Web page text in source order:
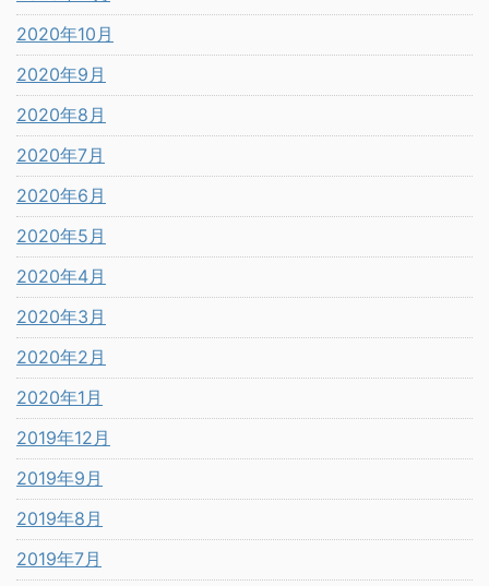
2020年10月
2020年9月
2020年8月
2020年7月
2020年6月
2020年5月
2020年4月
2020年3月
2020年2月
2020年1月
2019年12月
2019年9月
2019年8月
2019年7月